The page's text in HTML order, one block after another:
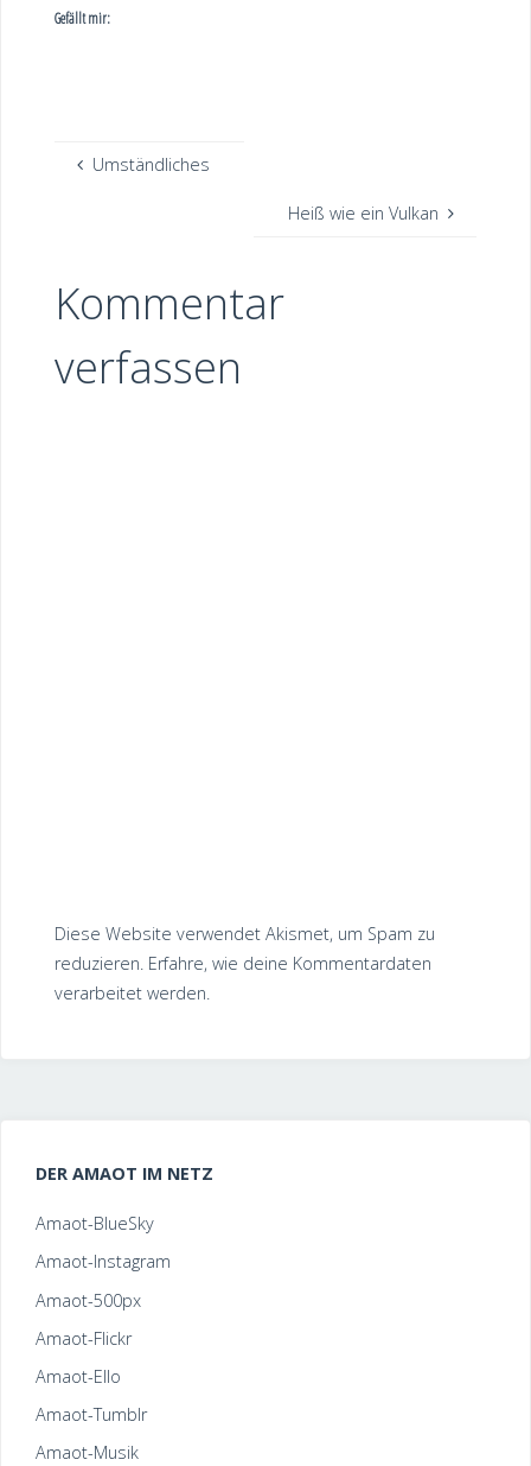
Gefällt mir:
Umständliches
Heiß wie ein Vulkan
Kommentar
verfassen
Diese Website verwendet Akismet, um Spam zu
reduzieren. Erfahre, wie deine Kommentardaten
verarbeitet werden.
DER AMAOT IM NETZ
Amaot-BlueSky
Amaot-Instagram
Amaot-500px
Amaot-Flickr
Amaot-Ello
Amaot-Tumblr
Amaot-Musik